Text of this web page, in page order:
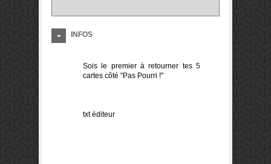
INFOS
Sois le premier à retourner tes 5
cartes côté "Pas Pourri !"
txt éditeur